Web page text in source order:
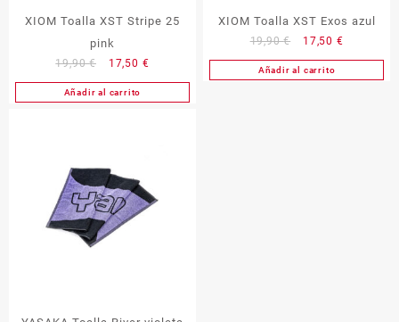
XIOM Toalla XST Stripe 25
pink
19,90€
El
precio
original
17,50 €El
precio
actual
Añadir al carrito
XIOM Toalla XST Exos azul
19,90€
El
precio
original
17,50 €El
precio
actual
Añadir al carrito